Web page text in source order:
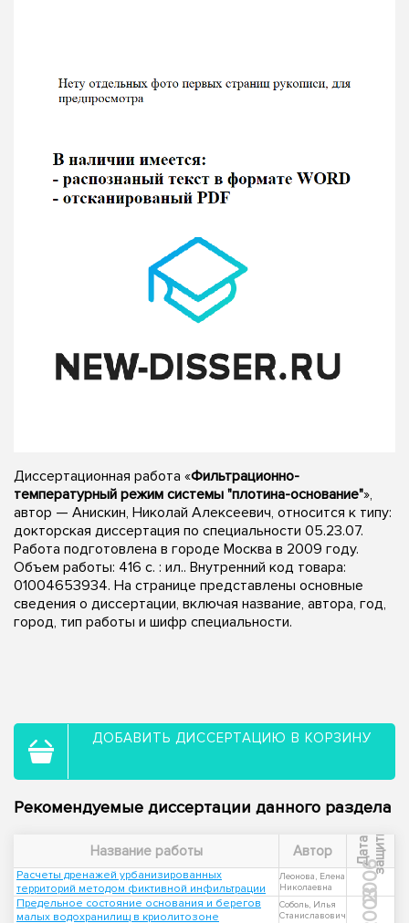
Диссертационная работа «Фильтрационно-
температурный режим системы "плотина-основание"»,
автор — Анискин, Николай Алексеевич, относится к типу:
докторская диссертация по специальности 05.23.07.
Работа подготовлена в городе Москва в 2009 году.
Объем работы: 416 с. : ил.. Внутренний код товара:
01004653934. На странице представлены основные
сведения о диссертации, включая название, автора, год,
город, тип работы и шифр специальности.
ДОБАВИТЬ ДИССЕРТАЦИЮ В КОРЗИНУ
Рекомендуемые диссертации данного раздела
Название работы Автор Д
а
т
а
з
а
щ
и
ты
Расчеты дренажей урбанизированных
территорий методом фиктивной инфильтрации
Леонова, Елена
Николаевна
2006
Предельное состояние основания и берегов
малых водохранилищ в криолитозоне
Соболь, Илья
Станиславович
2003